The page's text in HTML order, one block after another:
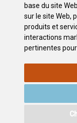
base du site Web
sur le site Web,
produits et
interactions
pertinentes
La Victoria de
Vilaflor